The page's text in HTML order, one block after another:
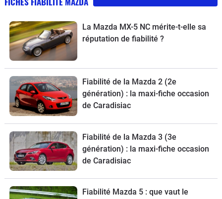
La Mazda MX-5 NC mérite-t-elle sa
réputation de fiabilité ?
Fiabilité de la Mazda 2 (2e
génération) : la maxi-fiche occasion
de Caradisiac
Fiabilité de la Mazda 3 (3e
génération) : la maxi-fiche occasion
de Caradisiac
Fiabilité Mazda 5 : que vaut le